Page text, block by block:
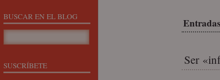
Ser
BUSCAR EN EL BLOG
SUSCRÍBETE